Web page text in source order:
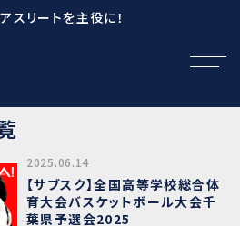
スリートを主役に！
2025.06.14
【サブスク】全国高等学校総合体
育大会バスケットボール大会千
葉県予選会2025